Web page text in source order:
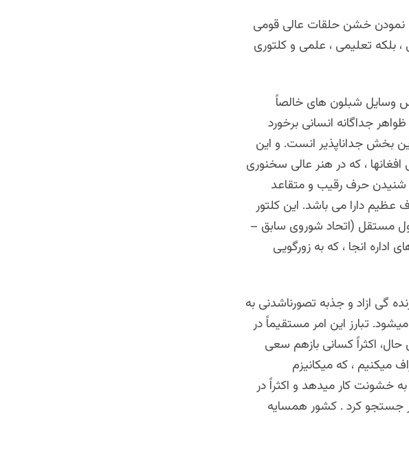
نمودن خشن حلقات عالی قومی
بلکه تعلیمی ، علمی و کلتوری
وسایل شبلون های خالصاً
جداگانه انسانی برخورد
بخش جداناپذیر انست. و این
، که در هنر عالی سخنوری
شنیدن حرف رقیب و متقاعد
عظیم دارا می باشد. این کلتور
مستقل (اتحاد شوروی سابق –
انجا ، که به زورگویی
گی ازاد و جذبه تصورناشدنی به
تبارز این امر مستقیماً در
اکثراً کسانی بازهم سعی
میکنیم ، که میکانیزم
خشونت کار میدهد و اکثراً در
جستجو کرد . کشور همسایه